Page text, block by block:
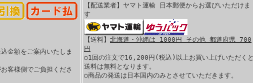
金額をご案内いたしま
客様側でご負担くださ
【配送業者】ヤマト運輸 日本郵便からお選びいただけま
す
【送料】 北海道・沖縄は 1000円 その他 都道府県 700
円
○1回の注文で16,200円(税込)以上お買い上げいただくと
送料は無料となります。
○商品の発送は日本国内のみとさせていただきます。